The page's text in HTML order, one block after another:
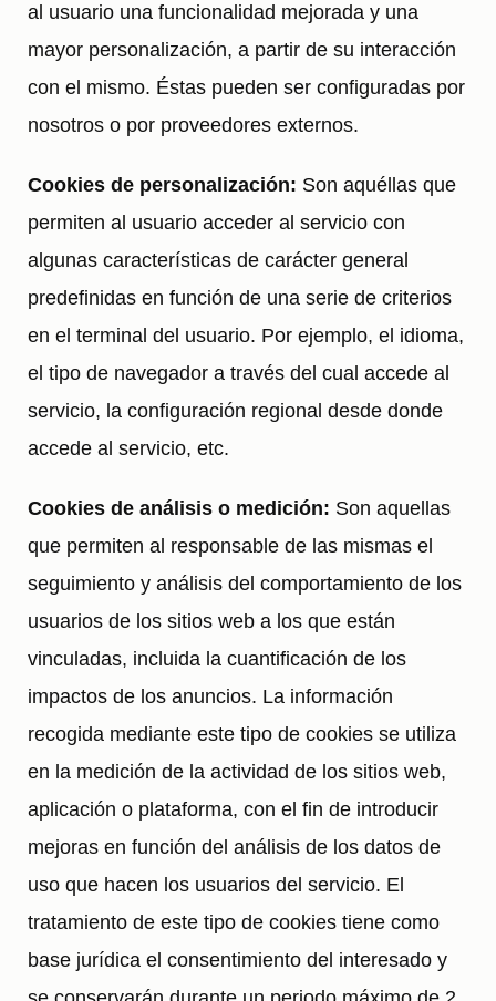
al usuario una funcionalidad mejorada y una
mayor personalización, a partir de su interacción
con el mismo. Éstas pueden ser configuradas por
nosotros o por proveedores externos.
Cookies de personalización: Son aquéllas que
permiten al usuario acceder al servicio con
algunas características de carácter general
predefinidas en función de una serie de criterios
en el terminal del usuario. Por ejemplo, el idioma,
el tipo de navegador a través del cual accede al
servicio, la configuración regional desde donde
accede al servicio, etc.
Cookies de análisis o medición: Son aquellas
que permiten al responsable de las mismas el
seguimiento y análisis del comportamiento de los
usuarios de los sitios web a los que están
vinculadas, incluida la cuantificación de los
impactos de los anuncios. La información
recogida mediante este tipo de cookies se utiliza
en la medición de la actividad de los sitios web,
aplicación o plataforma, con el fin de introducir
mejoras en función del análisis de los datos de
uso que hacen los usuarios del servicio. El
tratamiento de este tipo de cookies tiene como
base jurídica el consentimiento del interesado y